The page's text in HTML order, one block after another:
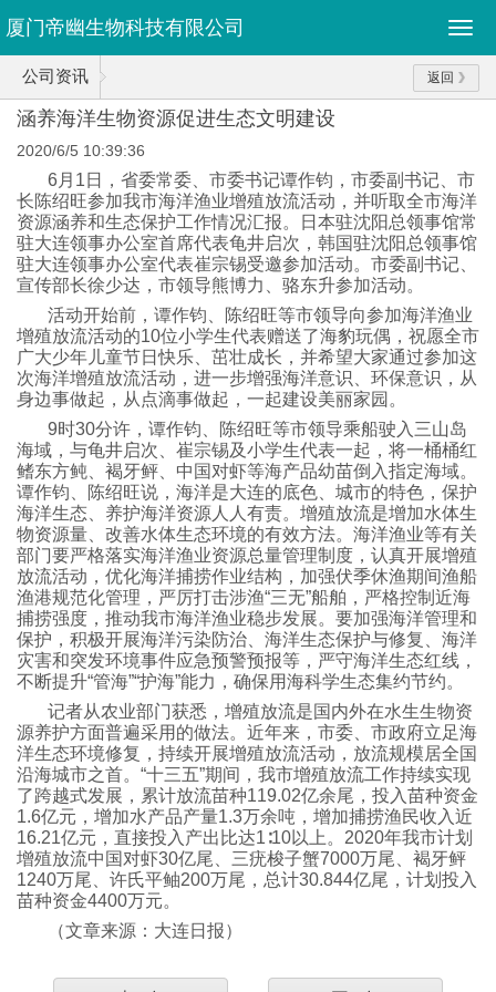
厦门帝幽生物科技有限公司
公司资讯 返回
涵养海洋生物资源促进生态文明建设
2020/6/5 10:39:36
6月1日，省委常委、市委书记谭作钧，市委副书记、市
长陈绍旺参加我市海洋渔业增殖放流活动，并听取全市海洋
资源涵养和生态保护工作情况汇报。日本驻沈阳总领事馆常
驻大连领事办公室首席代表龟井启次，韩国驻沈阳总领事馆
驻大连领事办公室代表崔宗锡受邀参加活动。市委副书记、
宣传部长徐少达，市领导熊博力、骆东升参加活动。
活动开始前，谭作钧、陈绍旺等市领导向参加海洋渔业
增殖放流活动的10位小学生代表赠送了海豹玩偶，祝愿全市
广大少年儿童节日快乐、茁壮成长，并希望大家通过参加这
次海洋增殖放流活动，进一步增强海洋意识、环保意识，从
身边事做起，从点滴事做起，一起建设美丽家园。
9时30分许，谭作钧、陈绍旺等市领导乘船驶入三山岛
海域，与龟井启次、崔宗锡及小学生代表一起，将一桶桶红
鳍东方鲀、褐牙鲆、中国对虾等海产品幼苗倒入指定海域。
谭作钧、陈绍旺说，海洋是大连的底色、城市的特色，保护
海洋生态、养护海洋资源人人有责。增殖放流是增加水体生
物资源量、改善水体生态环境的有效方法。海洋渔业等有关
部门要严格落实海洋渔业资源总量管理制度，认真开展增殖
放流活动，优化海洋捕捞作业结构，加强伏季休渔期间渔船
渔港规范化管理，严厉打击涉渔“三无”船舶，严格控制近海
捕捞强度，推动我市海洋渔业稳步发展。要加强海洋管理和
保护，积极开展海洋污染防治、海洋生态保护与修复、海洋
灾害和突发环境事件应急预警预报等，严守海洋生态红线，
不断提升“管海”“护海”能力，确保用海科学生态集约节约。
记者从农业部门获悉，增殖放流是国内外在水生生物资
源养护方面普遍采用的做法。近年来，市委、市政府立足海
洋生态环境修复，持续开展增殖放流活动，放流规模居全国
沿海城市之首。“十三五”期间，我市增殖放流工作持续实现
了跨越式发展，累计放流苗种119.02亿余尾，投入苗种资金
1.6亿元，增加水产品产量1.3万余吨，增加捕捞渔民收入近
16.21亿元，直接投入产出比达1∶10以上。2020年我市计划
增殖放流中国对虾30亿尾、三疣梭子蟹7000万尾、褐牙鲆
1240万尾、许氏平鲉200万尾，总计30.844亿尾，计划投入
苗种资金4400万元。
（文章来源：大连日报）